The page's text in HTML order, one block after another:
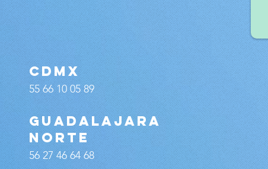
CDMX
55 66 10 05 89
guadalajara
norte
56 27 46 64 68